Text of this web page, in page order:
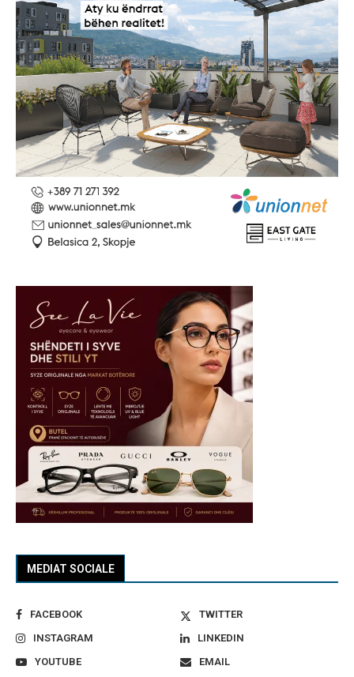
MEDIAT SOCIALE
FACEBOOK
TWITTER
INSTAGRAM
LINKEDIN
YOUTUBE
EMAIL